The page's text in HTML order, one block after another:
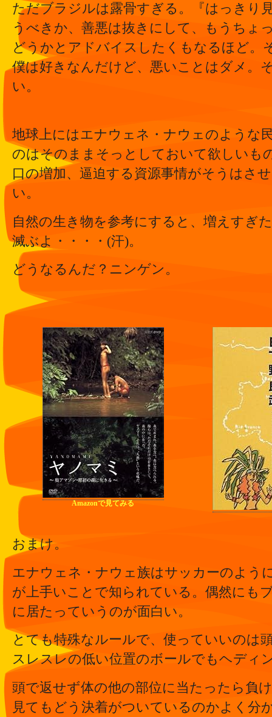
ただブラジルは露骨すぎる。『はっきり
うべきか、善悪は抜きにして、もうちょ
どうかとアドバイスしたくもなるほど。
僕は好きなんだけど、悪いことはダメ。
い。
地球上にはエナウェネ・ナウェのような
のはそのままそっとしておいて欲しいも
口の増加、逼迫する資源事情がそうはさ
い。
自然の生き物を参考にすると、増えすぎ
滅ぶよ・・・・(汗)。
どうなるんだ？ニンゲン。
Amazonで見てみる
おまけ。
エナウェネ・ナウェ族はサッカーのよう
が上手いことで知られている。偶然にも
に居たっていうのが面白い。
とても特殊なルールで、使っていいのは
スレスレの低い位置のボールでもヘディ
頭で返せず体の他の部位に当たったら負
見てもどう決着がついているのかよく分